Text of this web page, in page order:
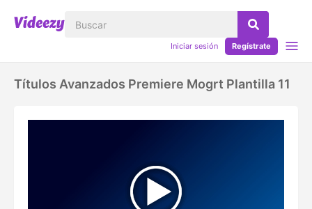
Iniciar sesión Regístrate
Títulos Avanzados Premiere Mogrt Plantilla 11